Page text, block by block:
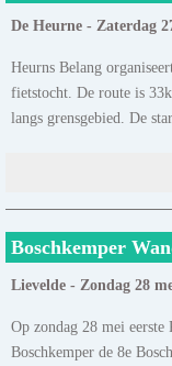
De Heurne - Zaterdag
Heurns Belang
fietstocht. De route is
langs grensgebied. De
Boschkemper
Lievelde - Zondag 28
Op zondag 28 mei eerste
Boschkemper de 8e